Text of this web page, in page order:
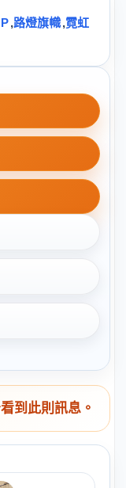
,路燈旗幟,霓虹
到此則訊息。